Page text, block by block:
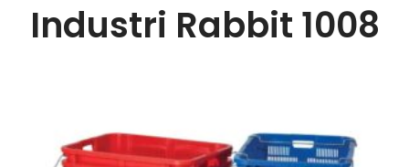
Industri Rabbit 1008